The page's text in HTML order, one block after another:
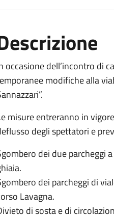
occasione dell’incontro di
modifiche alla
misure entreranno in
degli spettatori e
dei due parcheggi
dei parcheggi di
Lavagna.
di sosta e di